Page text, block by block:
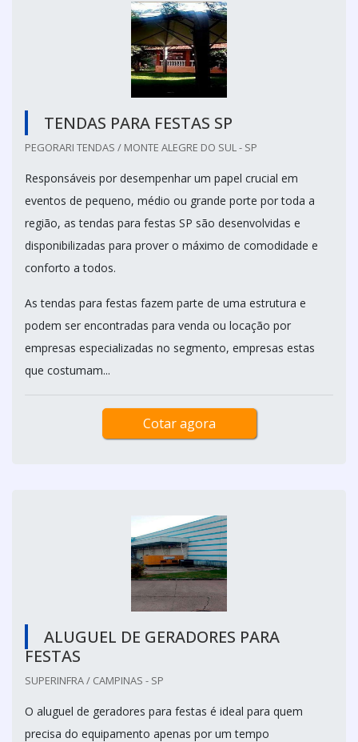
TENDAS PARA FESTAS SP
PEGORARI TENDAS / MONTE ALEGRE DO SUL - SP
Responsáveis por desempenhar um papel crucial em
eventos de pequeno, médio ou grande porte por toda a
região, as tendas para festas SP são desenvolvidas e
disponibilizadas para prover o máximo de comodidade e
conforto a todos.
As tendas para festas fazem parte de uma estrutura e
podem ser encontradas para venda ou locação por
empresas especializadas no segmento, empresas estas
que costumam...
Cotar agora
ALUGUEL DE GERADORES PARA
FESTAS
SUPERINFRA / CAMPINAS - SP
O aluguel de geradores para festas é ideal para quem
precisa do equipamento apenas por um tempo